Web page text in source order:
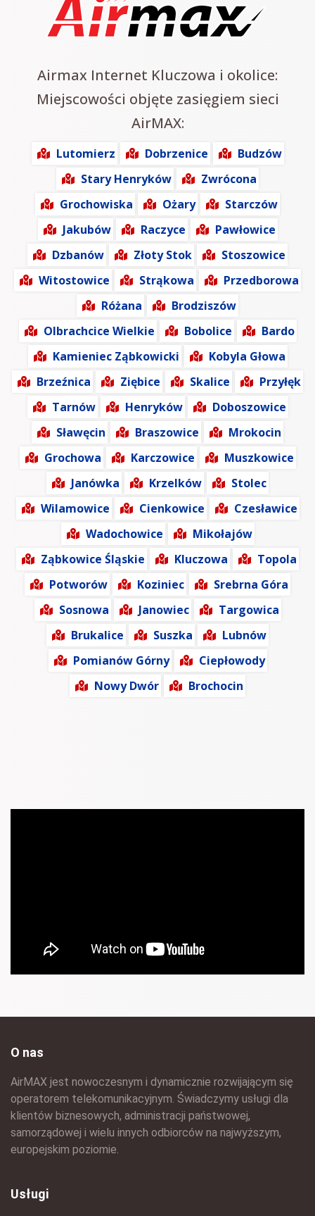
Airmax Internet Kluczowa i okolice:
Miejscowości objęte zasięgiem sieci
AirMAX:
Lutomierz Dobrzenice
Budzów
Stary Henryków
Zwrócona
Grochowiska
Ożary
Starczów
Jakubów
Raczyce
Pawłowice
Dzbanów
Złoty Stok
Stoszowice
Witostowice
Strąkowa
Przedborowa
Różana
Brodziszów
Olbrachcice Wielkie
Bobolice
Bardo
Kamieniec Ząbkowicki
Kobyla Głowa
Brzeźnica
Ziębice Skalice
Przyłęk
Tarnów
Henryków
Doboszowice
Sławęcin
Braszowice
Mrokocin
Grochowa
Karczowice
Muszkowice
Janówka
Krzelków
Stolec
Wilamowice
Cienkowice
Czesławice
Wadochowice
Mikołajów
Ząbkowice Śląskie
Kluczowa
Topola
Potworów
Koziniec
Srebrna Góra
Sosnowa
Janowiec
Targowica
Brukalice
Suszka
Lubnów
Pomianów Górny
Ciepłowody
Nowy Dwór
Brochocin
O nas
AirMAX jest nowoczesnym i dynamicznie rozwijającym się
operatorem telekomunikacyjnym. Świadczymy usługi dla
klientów biznesowych, administracji państwowej,
samorządowej i wielu innych odbiorców na najwyższym,
europejskim poziomie.
Usługi